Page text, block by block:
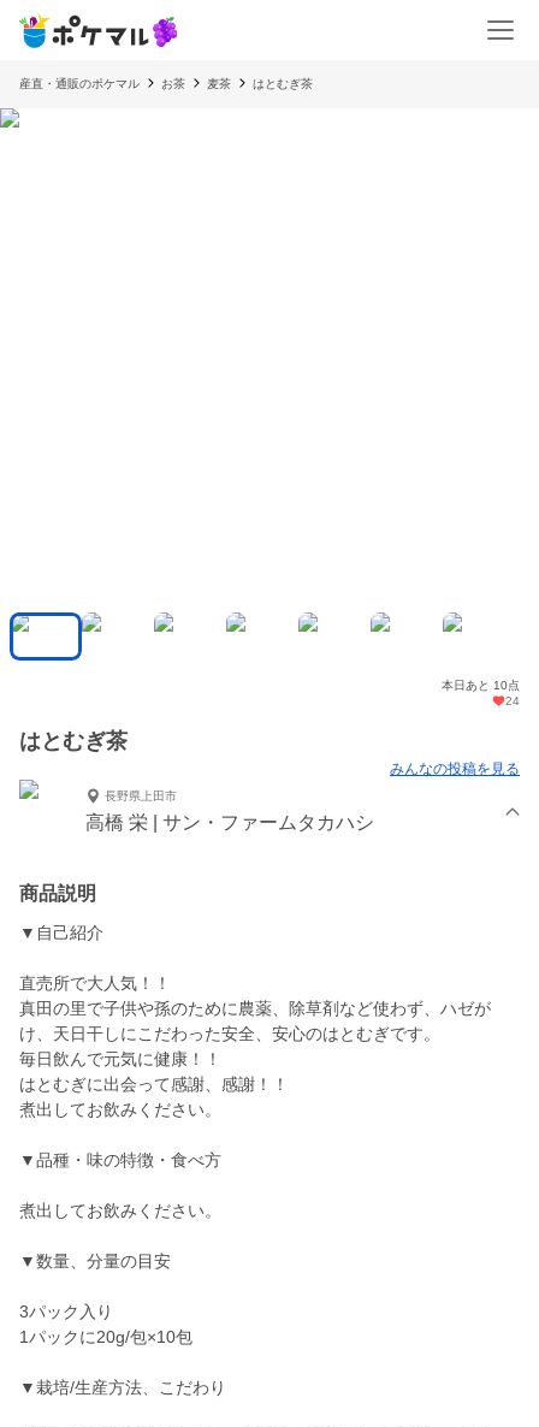
産直・通販のポケマル お茶 麦茶 はとむぎ茶
本日あと 10点
24
はとむぎ茶
みんなの投稿を見る
長野県上田市
高橋 栄 | サン・ファームタカハシ
商品説明
▼自己紹介
直売所で大人気！！
真田の里で子供や孫のために農薬、除草剤など使わず、ハゼが
け、天日干しにこだわった安全、安心のはとむぎです。
毎日飲んで元気に健康！！
はとむぎに出会って感謝、感謝！！
煮出してお飲みください。
▼品種・味の特徴・食べ方
煮出してお飲みください。
▼数量、分量の目安
3パック入り
1パックに20g/包×10包
▼栽培/生産方法、こだわり